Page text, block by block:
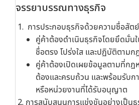
จรรยาบรรณทางธุรกิจ
การประกอบธุรกิจด้วยความซื่อสัตย์
คู่ค้าต้องดำเนินธุรกิจโดยยึดมั่น
ชื่อตรง โปร่งใส และปฏิบัติตาม
คู่ค้าต้องเปิดเผยข้อมูลตามที่ก
ต้องและครบถ้วน และพร้อมรับ
หรือหน่วยงานที่ได้รับอนุญาต
การสนับสนุนการแข่งขันอย่างเป็นธ